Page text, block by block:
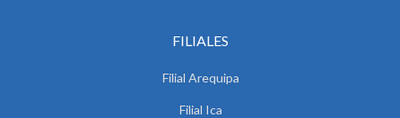
FILIALES
Filial Arequipa
Filial Ica